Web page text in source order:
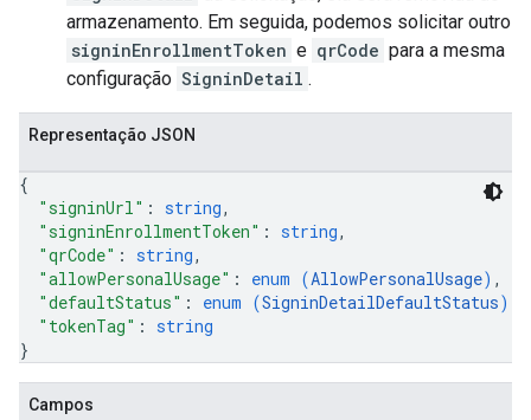
armazenamento. Em seguida, podemos solicitar outro
signinEnrollmentToken e qrCode para a mesma
configuração SigninDetail .
Representação JSON
{
"signinUrl" : string,
"signinEnrollmentToken" : string,
"qrCode" : string,
"allowPersonalUsage" : enum (AllowPersonalUsage) ,
"defaultStatus" : enum (SigninDetailDefaultStatus)
"tokenTag" : string
}
Campos